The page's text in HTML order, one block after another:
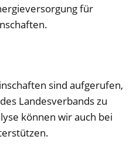
für
sind aufgerufen,
Landesverbands zu
können wir auch bei